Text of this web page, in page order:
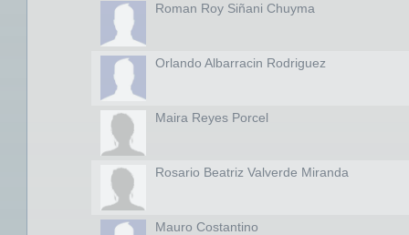
Roman Roy Siñani Chuyma
Orlando Albarracin Rodriguez
Maira Reyes Porcel
Rosario Beatriz Valverde Miranda
Mauro Costantino